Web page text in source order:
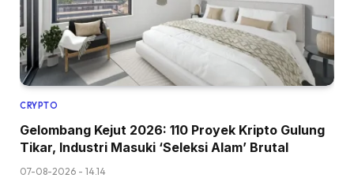
CRYPTO
Gelombang Kejut 2026: 110 Proyek Kripto Gulung
Tikar, Industri Masuki ‘Seleksi Alam’ Brutal
07-08-2026 - 14.14